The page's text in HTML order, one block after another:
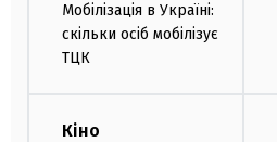
Мобілізація в Україні:
скільки осіб мобілізує
ТЦК
Кіно